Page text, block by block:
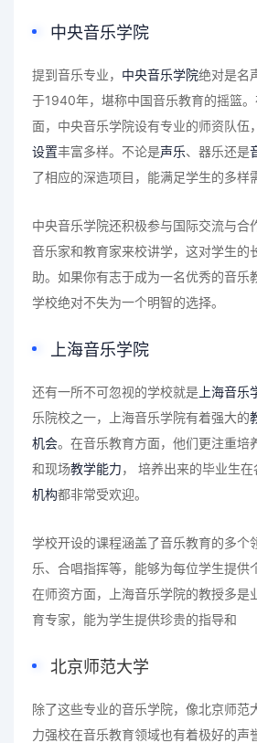
中央音乐学院
提到音乐专业， 中央音乐学院绝对是名
于1940年，堪称中国音乐教育的摇篮。
面，中央音乐学院设有专业的师资队伍，
设置丰富多样。不论是声乐、器乐还是
了相应的深造项目，能满足学生的多样
中央音乐学院还积极参与国际交流与合
音乐家和教育家来校讲学，这对学生的
助。如果你有志于成为一名优秀的音乐
学校绝对不失为一个明智的选择。
上海音乐学院
还有一所不可忽视的学校就是 上海音乐
乐院校之一，上海音乐学院有着强大的
机会。在音乐教育方面，他们更注重培
和现场教学能力， 培养出来的毕业生
机构都非常受欢迎。
学校开设的课程涵盖了音乐教育的多个
乐、合唱指挥等，能够为每位学生提供
在师资方面，上海音乐学院的教授多是
育专家，能为学生提供珍贵的指导和
北京师范大学
除了这些专业的音乐学院，像北京师范
力强校在音乐教育领域也有着极好的声